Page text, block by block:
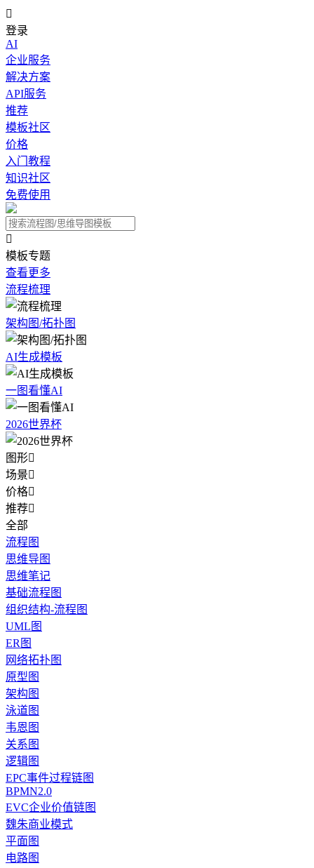

登录
AI
企业服务
解决方案
API服务
推荐
模板社区
价格
入门教程
知识社区
免费使用

模板专题
查看更多
流程梳理
架构图/拓扑图
AI生成模板
一图看懂AI
2026世界杯
图形
场景
价格
推荐
全部
流程图
思维导图
思维笔记
基础流程图
组织结构-流程图
UML图
ER图
网络拓扑图
原型图
架构图
泳道图
韦恩图
关系图
逻辑图
EPC事件过程链图
BPMN2.0
EVC企业价值链图
魏朱商业模式
平面图
电路图